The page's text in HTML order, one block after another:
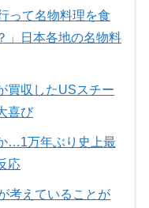
って名物料理を食
」日本各地の名物料
買収したUSスチー
喜び
…1万年ぶり史上最
応
考えていることが